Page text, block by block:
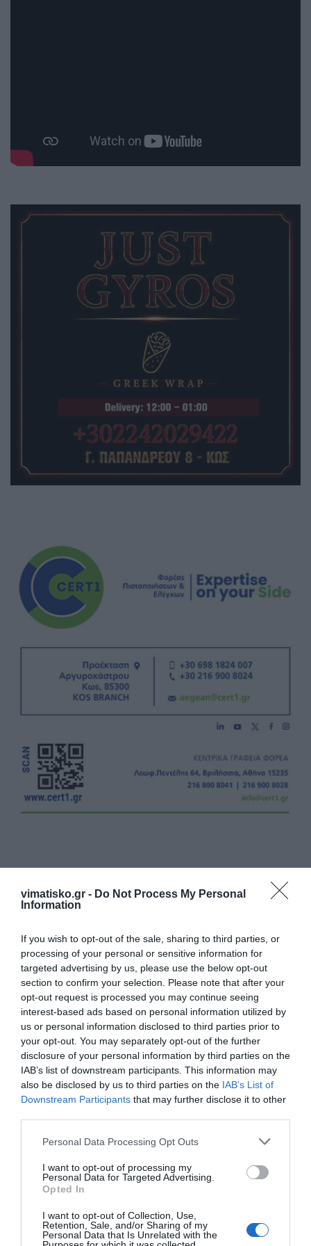
vimatisko.gr - Do Not Process My Personal
Information
If you wish to opt-out of the sale, sharing to third parties, or
processing of your personal or sensitive information for
targeted advertising by us, please use the below opt-out
section to confirm your selection. Please note that after your
opt-out request is processed you may continue seeing
interest-based ads based on personal information utilized by
us or personal information disclosed to third parties prior to
your opt-out. You may separately opt-out of the further
disclosure of your personal information by third parties on the
IAB’s list of downstream participants. This information may
also be disclosed by us to third parties on the IAB’s List of
Downstream Participants that may further disclose it to other
Personal Data Processing Opt Outs
I want to opt-out of processing my
Personal Data for Targeted Advertising.
Opted In
I want to opt-out of Collection, Use,
Retention, Sale, and/or Sharing of my
Personal Data that Is Unrelated with the
Η ανωνυμία είναι το καλύτερο κρησφύγετο δειλίας και
Σχόλια 3
Ανώνυμος
16/10 - 16:28
Ουδέν
Ήσουν είσαι και θα είσαι ……..!!!
Ανώνυμος
Η ταλαιπωρία του κόσμου ούτε που σας
ενδιαφέρει..... Πολύ ξύσιμο,υφακι και πέρα
πήγε ψηλά ο αμανές....... Μικρό χωριό τα
λίγα σπίτια......